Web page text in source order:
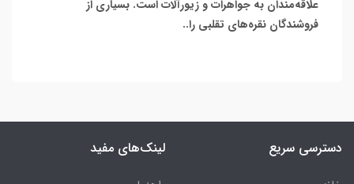
علاقه‌مندان به جواهرات و زیورآلات است. بسیاری از
فروشندگان نقره‌های تقلبی را..
دسترسی سریع لینک‌های مفید